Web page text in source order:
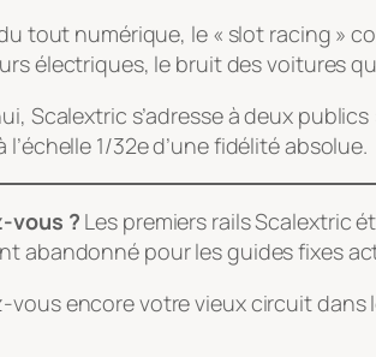
du tout numérique, le « slot racing »
électriques, le bruit des voitures
Scalextric s’adresse à deux
l’échelle 1/32e d’une fidélité absolue.
vous ? Les premiers rails Scalextric
abandonné pour les guides fixes
vous encore votre vieux circuit